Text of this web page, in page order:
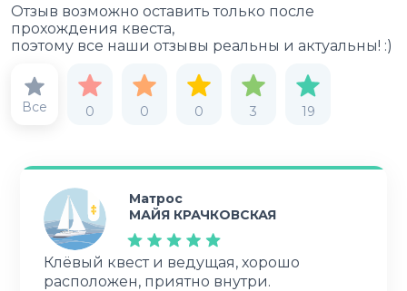
Отзыв возможно оставить только после
прохождения квеста,
поэтому все наши отзывы реальны и актуальны! :)
Все 0 0 0 3 19
Матрос
МАЙЯ КРАЧКОВСКАЯ
Клёвый квест и ведущая, хорошо
расположен, приятно внутри.